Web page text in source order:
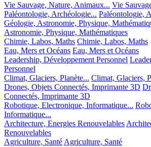
Vie Sauvage, Nature, Animaux... Vie
Paléontologie, Archéologie... Paléontologie,
Géologie, Astronomie, Physique,
Astronomie, Physique, Mathématiques
Chimie, Labos, Maths Chimie, Labos, Maths
Eau, Mers et Océans Eau, Mers et Océans
Leadership, Développement Personnel
Personnel
Climat, Glaciers, Planète... Climat, Glaciers,
Drones, Objets Connectés, Imprimante 3D
Connectés, Imprimante 3D
Robotique, Electronique, Informatique...
Informatique...
Architecture, Energies Renouvelables
Renouvelables
Agriculture, SantéAgriculture, Santé